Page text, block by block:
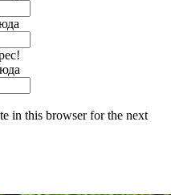
in this browser for the next